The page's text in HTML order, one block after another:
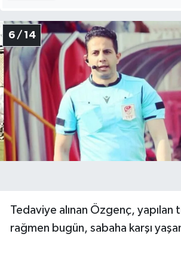
6 / 14
Tedaviye alınan Özgenç, yapılan
rağmen bugün, sabaha karşı